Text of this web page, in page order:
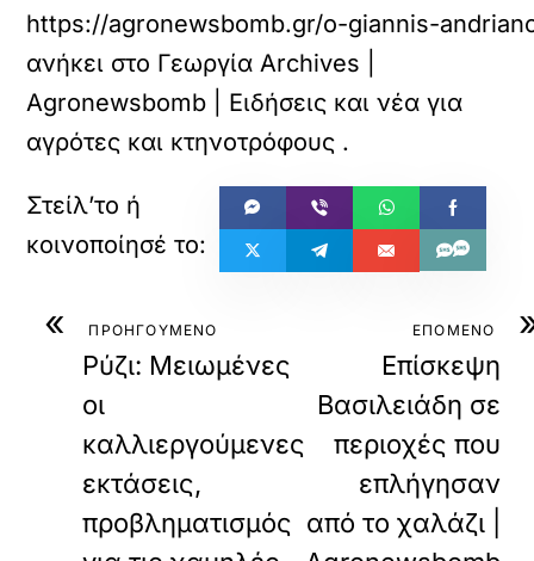
https://agronewsbomb.gr/o-giannis-
ανήκει στο Γεωργία Archives |
Agronewsbomb | Ειδήσεις και νέα για
αγρότες και κτηνοτρόφους .
« ΠΡΟΗΓΟΥΜΕΝΟ
Ρύζι: Μειωμένες
οι
καλλιεργούμενες
εκτάσεις,
προβληματισμός
ΕΠΟΜΕΝΟ
Επίσκεψη
Βασιλειάδη σε
περιοχές που
επλήγησαν
από το χαλάζι |